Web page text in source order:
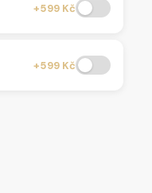
+599 Kč
+599 Kč